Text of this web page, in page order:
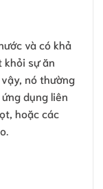
và có khả
khỏi sự ăn
nó thường
dụng liên
hoặc các